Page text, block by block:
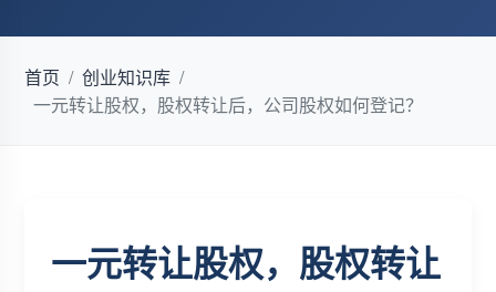
首页 / 创业知识库 /
一元转让股权，股权转让后，公司股权如何登记？
一元转让股权，股权转让